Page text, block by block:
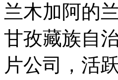
兰木加阿的
甘孜藏族自
片公司，活